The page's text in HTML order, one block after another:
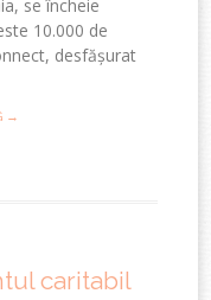
se încheie
10.000 de
desfășurat
→
caritabil